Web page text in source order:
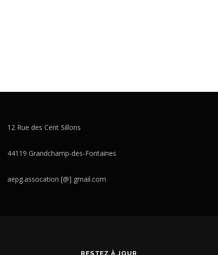
12 Rue des Cent Sillons
44119 Grandchamp-des-Fontaines
aepg.assocation [@] gmail.com
RESTEZ À JOUR